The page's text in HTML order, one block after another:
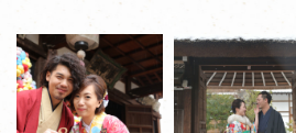
影：